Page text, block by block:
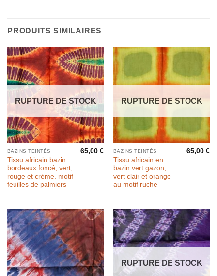
PRODUITS SIMILAIRES
RUPTURE DE STOCK
BAZINS TEINTÉS
Tissu africain bazin
bordeaux foncé, vert,
rouge et crème, motif
feuilles de palmiers
65,00€
RUPTURE DE STOCK
BAZINS TEINTÉS
Tissu africain en
bazin vert gazon,
vert clair et orange
au motif ruche
65,00€
RUPTURE DE STOCK